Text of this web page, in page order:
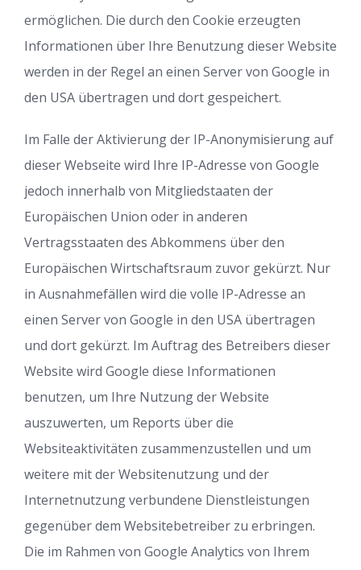
ermöglichen. Die durch den Cookie erzeugten
Informationen über Ihre Benutzung dieser Website
werden in der Regel an einen Server von Google in
den USA übertragen und dort gespeichert.
Im Falle der Aktivierung der IP-Anonymisierung auf
dieser Webseite wird Ihre IP-Adresse von Google
jedoch innerhalb von Mitgliedstaaten der
Europäischen Union oder in anderen
Vertragsstaaten des Abkommens über den
Europäischen Wirtschaftsraum zuvor gekürzt. Nur
in Ausnahmefällen wird die volle IP-Adresse an
einen Server von Google in den USA übertragen
und dort gekürzt. Im Auftrag des Betreibers dieser
Website wird Google diese Informationen
benutzen, um Ihre Nutzung der Website
auszuwerten, um Reports über die
Websiteaktivitäten zusammenzustellen und um
weitere mit der Websitenutzung und der
Internetnutzung verbundene Dienstleistungen
gegenüber dem Websitebetreiber zu erbringen.
Die im Rahmen von Google Analytics von Ihrem